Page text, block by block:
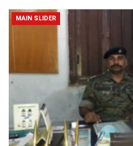
MAIN SLIDER